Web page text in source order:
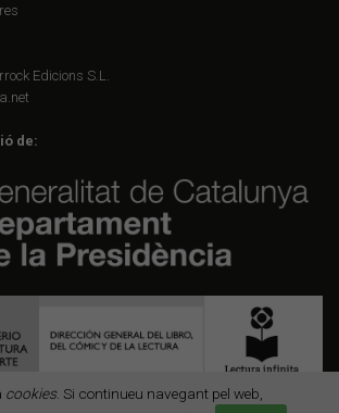
cookies. Si continueu navegant pel web,
Edicions S.L.
de: